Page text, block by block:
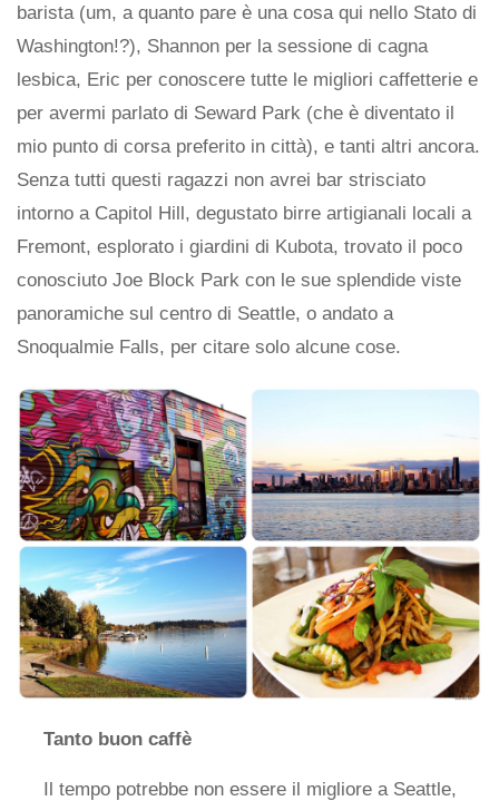
barista (um, a quanto pare è una cosa qui nello Stato di
Washington!?), Shannon per la sessione di cagna
lesbica, Eric per conoscere tutte le migliori caffetterie e
per avermi parlato di Seward Park (che è diventato il
mio punto di corsa preferito in città), e tanti altri ancora.
Senza tutti questi ragazzi non avrei bar strisciato
intorno a Capitol Hill, degustato birre artigianali locali a
Fremont, esplorato i giardini di Kubota, trovato il poco
conosciuto Joe Block Park con le sue splendide viste
panoramiche sul centro di Seattle, o andato a
Snoqualmie Falls, per citare solo alcune cose.
Tanto buon caffè
Il tempo potrebbe non essere il migliore a Seattle,